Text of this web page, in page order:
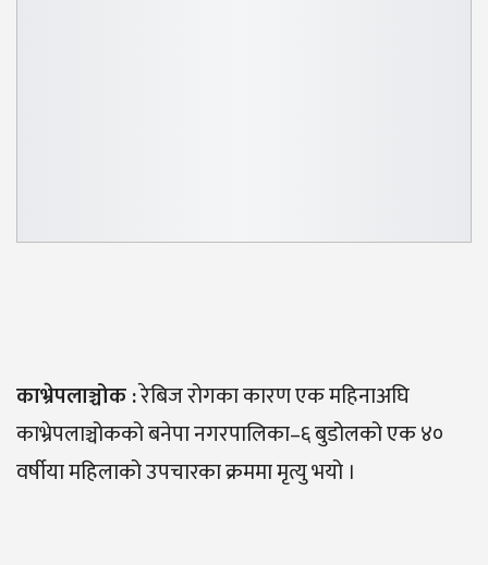
काभ्रेपलाञ्चोक :रेबिज रोगका कारण एक महिनाअघि
काभ्रेपलाञ्चोकको बनेपा नगरपालिका–६ बुडोलको एक ४०
वर्षीया महिलाको उपचारका क्रममा मृत्यु भयो ।